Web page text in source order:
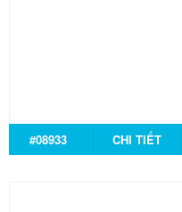
#08933 CHI TIẾT